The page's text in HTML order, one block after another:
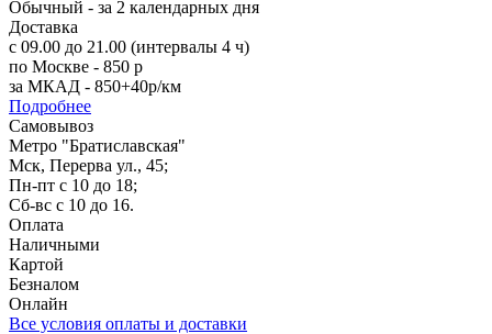
Обычный - за 2 календарных дня
Доставка
с 09.00 до 21.00 (интервалы 4 ч)
по Москве - 850 р
за МКАД - 850+40р/км
Подробнее
Самовывоз
Метро "Братиславская"
Мск, Перерва ул., 45;
Пн-пт с 10 до 18;
Сб-вс с 10 до 16.
Оплата
Наличными
Картой
Безналом
Онлайн
Все условия оплаты и доставки